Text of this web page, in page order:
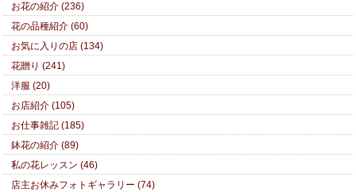
お花の紹介 (236)
花の品種紹介 (60)
お気に入りの店 (134)
花贈り (241)
洋服 (20)
お店紹介 (105)
お仕事雑記 (185)
鉢花の紹介 (89)
私の花レッスン (46)
店主お休みフォトギャラリー (74)